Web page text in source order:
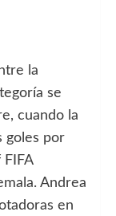
la
se
cuando la
goles por
Andrea
en